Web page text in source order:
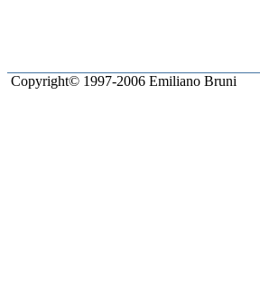
Copyright© 1997-2006 Emiliano Bruni